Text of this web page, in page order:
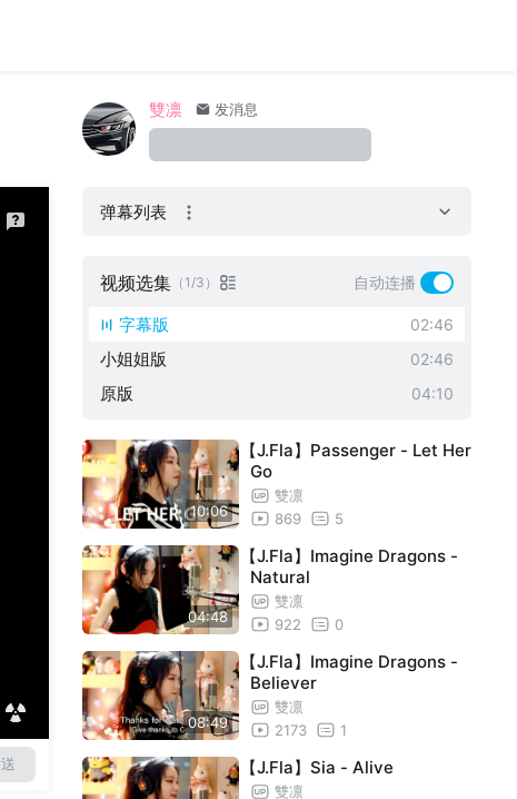
雙凛 发消息
弹幕列表
视频选集 （1/3） 自动连播
字幕版 02:46
小姐姐版 02:46
原版 04:10
10:06
【J.Fla】Passenger - Let Her
Go
雙凛
869
5
04:48
【J.Fla】Imagine Dragons -
Natural
雙凛
922
0
08:49
【J.Fla】Imagine Dragons -
Believer
雙凛
2173
1
【J.Fla】Sia - Alive
雙凛